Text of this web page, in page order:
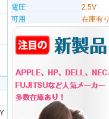
電圧
2.5V
可用
在庫有り